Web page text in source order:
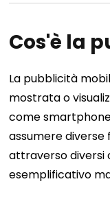
Cos'è la
La pubblicità
mostrata o
come
assumere
attraverso diversi
esemplificativo